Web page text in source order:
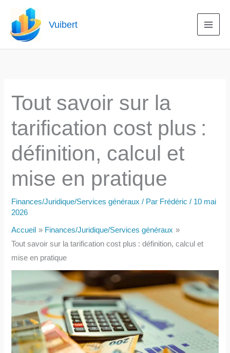
contenu
Vuibert
Tout savoir sur la
tarification cost plus :
définition, calcul et
mise en pratique
Finances/Juridique/Services généraux / Par Frédéric/ 10 mai
2026
Accueil
Finances/Juridique/Services généraux
Tout savoir sur la tarification cost plus : définition, calcul et
mise en pratique